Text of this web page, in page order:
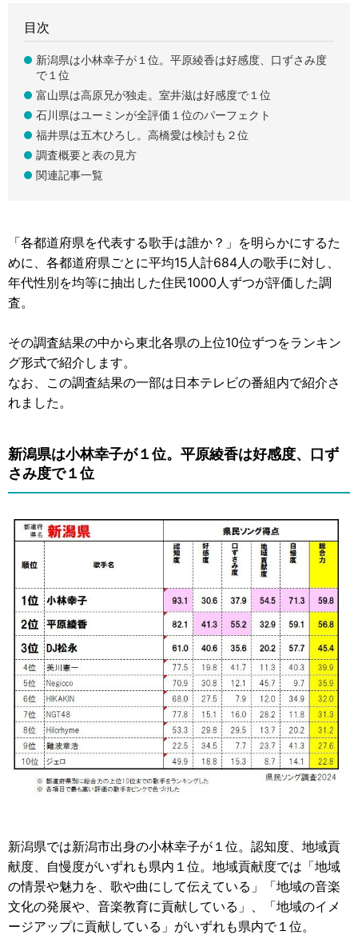
目次
新潟県は小林幸子が１位。平原綾香は好感度、口ずさみ度
で１位
富山県は高原兄が独走。室井滋は好感度で１位
石川県はユーミンが全評価１位のパーフェクト
福井県は五木ひろし。高橋愛は検討も２位
調査概要と表の見方
関連記事一覧
「各都道府県を代表する歌手は誰か？」を明らかにするた
めに、各都道府県ごとに平均15人計684人の歌手に対し、
年代性別を均等に抽出した住民1000人ずつが評価した調
査。
その調査結果の中から東北各県の上位10位ずつをランキン
グ形式で紹介します。
なお、この調査結果の一部は日本テレビの番組内で紹介さ
れました。
新潟県は小林幸子が１位。平原綾香は好感度、口ず
さみ度で１位
新潟県では新潟市出身の小林幸子が１位。認知度、地域貢
献度、自慢度がいずれも県内１位。地域貢献度では「地域
の情景や魅力を、歌や曲にして伝えている」「地域の音楽
文化の発展や、音楽教育に貢献している」、「地域のイメ
ージアップに貢献している」がいずれも県内で１位。